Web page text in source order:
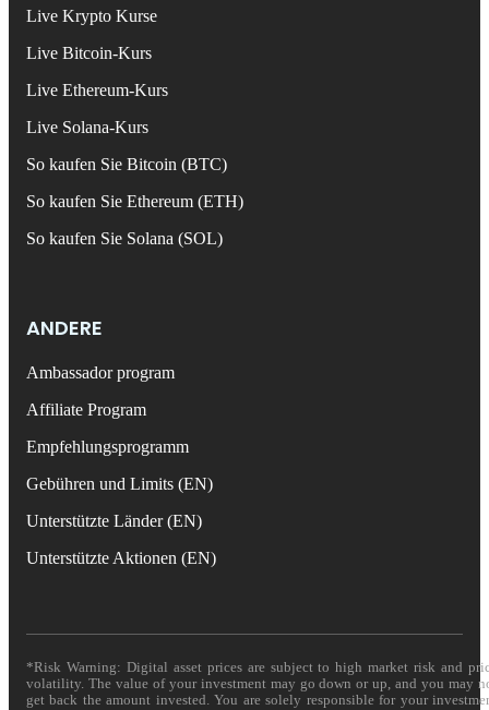
Live Krypto Kurse
Live Bitcoin-Kurs
Live Ethereum-Kurs
Live Solana-Kurs
So kaufen Sie Bitcoin (BTC)
So kaufen Sie Ethereum (ETH)
So kaufen Sie Solana (SOL)
ANDERE
Ambassador program
Affiliate Program
Empfehlungsprogramm
Gebühren und Limits (EN)
Unterstützte Länder (EN)
Unterstützte Aktionen (EN)
*Risk Warning: Digital asset prices are subject to high market risk and
volatility. The value of your investment may go down or up, and you may
get back the amount invested. You are solely responsible for your